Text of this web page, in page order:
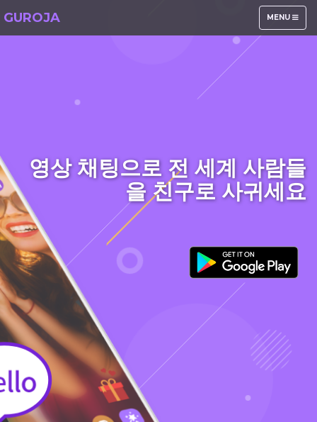
TOGGLE
NAVIGATION
MENU
GUROJA
영상 채팅으로 전 세계 사람들
을 친구로 사귀세요